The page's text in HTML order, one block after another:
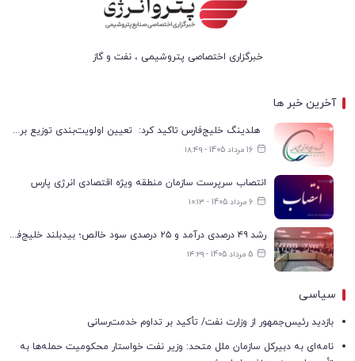
خبرگزاری اختصاصی پتروشیمی ، نفت و گاز
آخرین خبر ها
هلدینگ خلیج‌فارس تاکید کرد: تعیین اولویت‌بندی توزیع برق پتروشیمی‌ها، صرفا با شرکت ملی صنایع پتروشیمی ایران است
16 مرداد 1405 - ۱۸:۴۹
انتصاب سرپرست سازمان منطقه ویژه اقتصادی انرژی پارس
6 مرداد 1405 - ۱۰:۱۳
رشد ۴۹ درصدی درآمد و ۲۵ درصدی سود خالص؛ بیدبلند خلیج‌فارس سال ۱۴۰۴ را با رکوردهای جدید به پایان رساند
5 مرداد 1405 - ۱۴:۲۹
سیاسی
بازدید رئیس‌جمهور از وزارت نفت/ تأکید بر تداوم خدمت‌رسانی
نامه‌ای به دبیرکل سازمان ملل متحد: وزیر نفت خواستار محکومیت حمله‌ها به